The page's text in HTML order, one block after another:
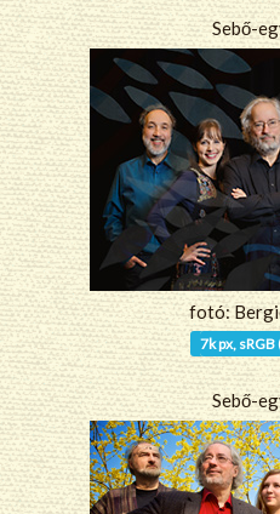
Sebő-
fotó:
7k px,
Sebő-